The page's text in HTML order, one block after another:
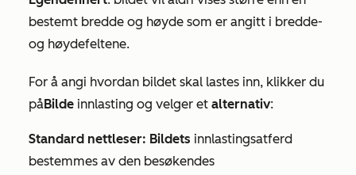
bestemt bredde og høyde som er angitt i bredde-
og høydefeltene.
For å angi hvordan bildet skal lastes inn, klikker du
påBilde innlasting og velger et alternativ:
Standard nettleser: Bildets innlastingsatferd
bestemmes av den besøkendes